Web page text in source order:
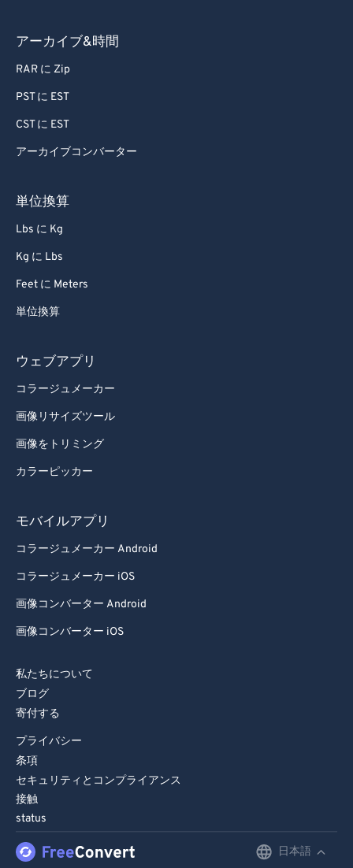
アーカイブ&時間
RAR に Zip
PST に EST
CST に EST
アーカイブコンバーター
単位換算
Lbs に Kg
Kg に Lbs
Feet に Meters
単位換算
ウェブアプリ
コラージュメーカー
画像リサイズツール
画像をトリミング
カラーピッカー
モバイルアプリ
コラージュメーカー Android
コラージュメーカー iOS
画像コンバーター Android
画像コンバーター iOS
私たちについて
ブログ
寄付する
プライバシー
条項
セキュリティとコンプライアンス
接触
status
日本語